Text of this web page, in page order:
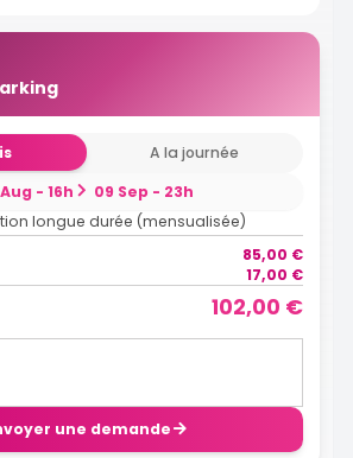
A la journée
- 16h
09 Sep - 23h
longue durée (mensualisée)
85,00 €
17,00 €
102,00 €
une demande